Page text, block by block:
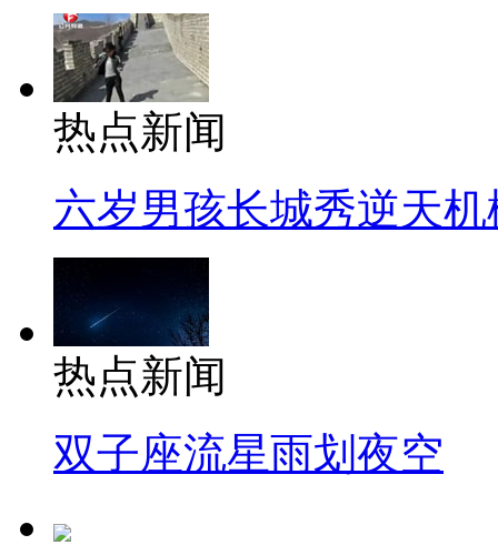
热点新闻
六岁男孩长城秀逆天机
热点新闻
双子座流星雨划夜空